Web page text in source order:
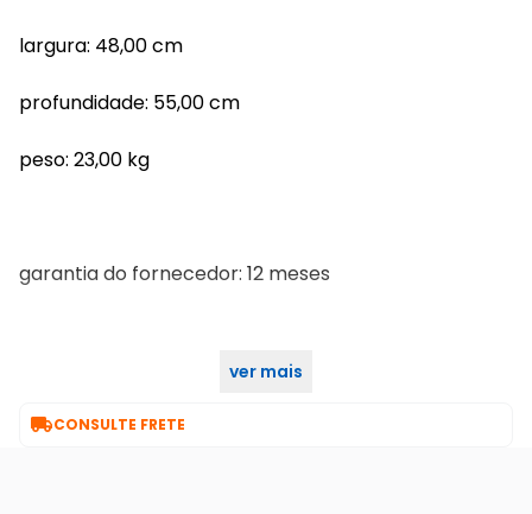
largura: 48,00 cm
profundidade: 55,00 cm
peso: 23,00 kg
garantia do fornecedor: 12 meses
ver mais
CONSULTE FRETE